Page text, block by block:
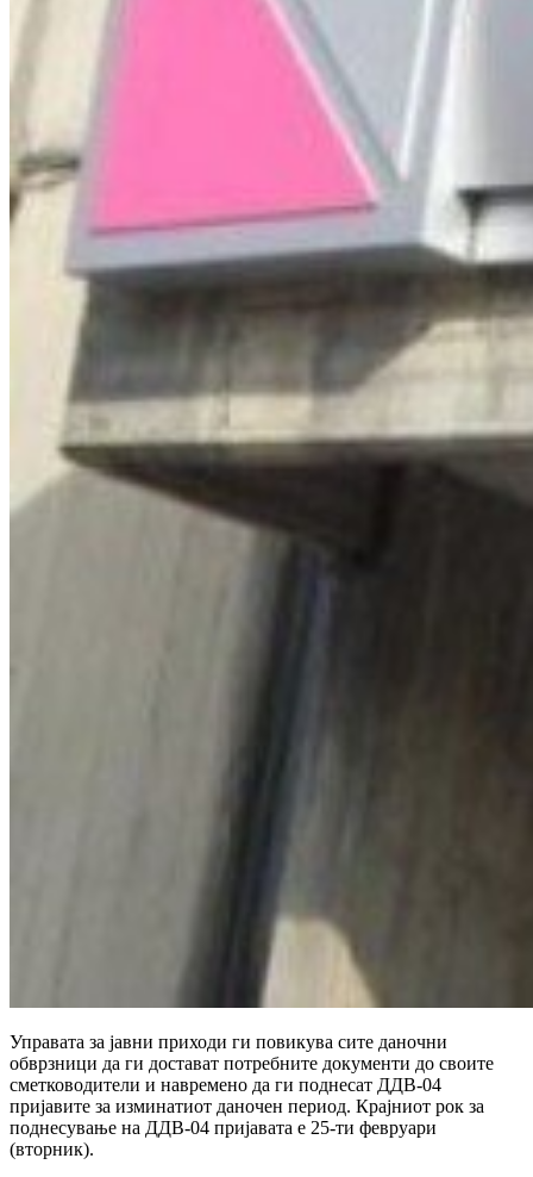
Управата за јавни приходи ги повикува сите даночни
обврзници да ги достават потребните документи до своите
сметководители и навремено да ги поднесат ДДВ-04
пријавите за изминатиот даночен период. Крајниот рок за
поднесување на ДДВ-04 пријавата е 25-ти февруари
(вторник).